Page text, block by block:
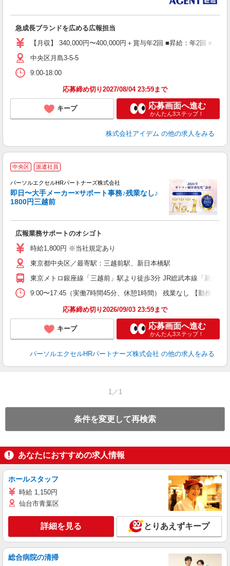
急成長ブランドを広める広報担当
【月収】 340,000円〜400,000円＋賞与年2回 ■昇給：年2回 ■賞
中央区月島3-5-5
9:00-18:00
応募締め切り2027/08/04 23:59まで
キープ 応募画面へ進む
かんたん3ステップ！
株式会社アイデム の他の求人をみる
中央区 派遣社員
パーソルエクセルHRパートナーズ株式会社
即日〜大手メーカー×サポート事務♪残業なし♪
1800円三越前
広報業務サポートのオシゴト
時給1,800円 ※当社規定あり
東京都中央区／最寄駅：三越前駅、新日本橋駅
東京メトロ銀座線「三越前」駅より徒歩3分 JR総武本線「新日本
9:00〜17:45（実働7時間45分、休憩1時間） 残業なし 【勤務】
応募締め切り2026/09/03 23:59まで
キープ 応募画面へ進む
かんたん3ステップ！
パーソルエクセルHRパートナーズ株式会社 の他の求人をみる
1／1
条件を変更して再検索
あなたにおすすめの求人情報
ホールスタッフ
時給 1,150円
仙台市青葉区
詳細を見る とりあえずキープ
総合病院の清掃